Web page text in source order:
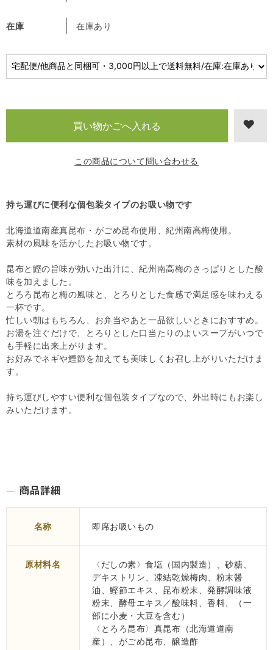
在庫 在庫あり
この商品について問い合わせる
持ち運びに便利な個包装タイプのお吸い物です
北海道道南産真昆布・がごめ昆布使用、紀州南高梅使用。
素材の風味を活かしたお吸い物です。
昆布と鰹の旨味が効いた出汁に、紀州南高梅のさっぱりとした酸
味を加えました。
とろろ昆布と梅の風味と、とろりとした食感で満足感を味わえる
一杯です。
忙しい朝はもちろん、お弁当やあと一品欲しいときにおすすめ。
お湯を注ぐだけで、とろりとした口当たりのよいスープがいつで
も手軽に出来上がります。
お好みでネギや鰹節を加えても美味しくお召し上がりいただけま
す。
持ち運びしやすい便利な個包装タイプなので、外出時にもお楽し
みいただけます。
名称 即席お吸いもの
原材料名
〈だしの素〉食塩（国内製造）、砂糖、
デキストリン、凍結乾燥梅肉、粉末醤
油、鰹節エキス、昆布粉末、発酵調味液
粉末、酵母エキス／酸味料、香料、（一
部に小麦・大豆を含む）
〈とろろ昆布〉真昆布（北海道道南
産）、がごめ昆布、醸造酢